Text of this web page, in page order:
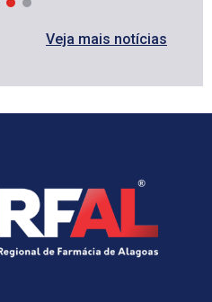
Veja mais notícias